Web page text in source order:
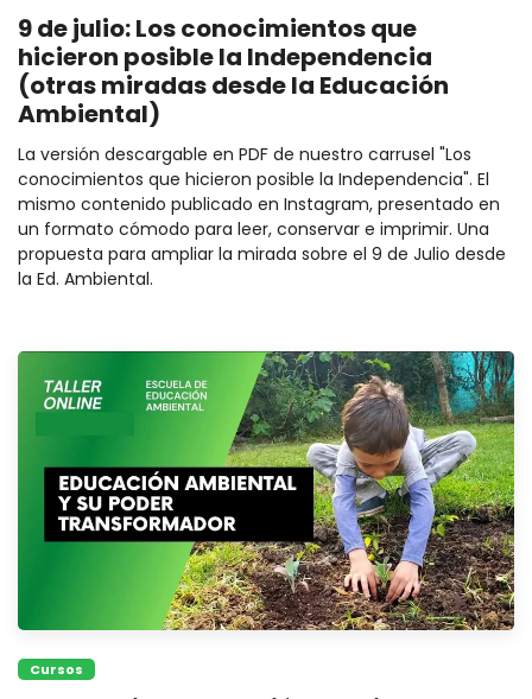
9 de julio: Los conocimientos que
hicieron posible la Independencia
(otras miradas desde la Educación
Ambiental)
La versión descargable en PDF de nuestro carrusel "Los
conocimientos que hicieron posible la Independencia". El
mismo contenido publicado en Instagram, presentado en
un formato cómodo para leer, conservar e imprimir. Una
propuesta para ampliar la mirada sobre el 9 de Julio desde
la Ed. Ambiental.
Cursos